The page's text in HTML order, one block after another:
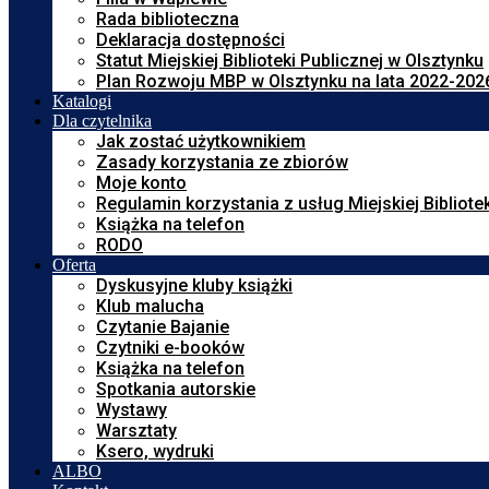
Rada biblioteczna
Deklaracja dostępności
Statut Miejskiej Biblioteki Publicznej w Olsztynku
Plan Rozwoju MBP w Olsztynku na lata 2022-
Katalogi
Dla czytelnika
Jak zostać użytkownikiem
Zasady korzystania ze zbiorów
Moje konto
Regulamin korzystania z usług Miejskiej
Książka na telefon
RODO
Oferta
Dyskusyjne kluby książki
Klub malucha
Czytanie Bajanie
Czytniki e-booków
Książka na telefon
Spotkania autorskie
Wystawy
Warsztaty
Ksero, wydruki
ALBO